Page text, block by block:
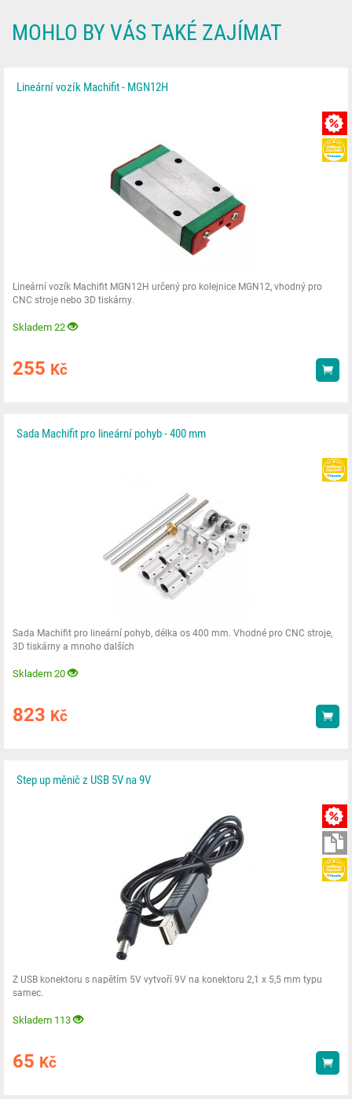
MOHLO BY VÁS TAKÉ ZAJÍMAT
Lineární vozík Machifit - MGN12H
Lineární vozík Machifit MGN12H určený pro kolejnice MGN12, vhodný pro
CNC stroje nebo 3D tiskárny.
Skladem 22
255 Kč
Sada Machifit pro lineární pohyb - 400 mm
Sada Machifit pro lineární pohyb, délka os 400 mm. Vhodné pro CNC stroje,
3D tiskárny a mnoho dalších
Skladem 20
823 Kč
Step up měnič z USB 5V na 9V
Z USB konektoru s napětím 5V vytvoří 9V na konektoru 2,1 x 5,5 mm typu
samec.
Skladem 113
65 Kč